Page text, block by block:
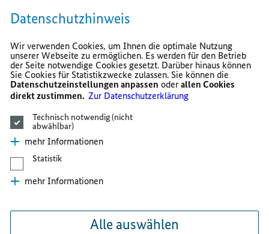
Datenschutzhinweis
Wir verwenden Cookies, um Ihnen die optimale Nutzung
unserer Webseite zu ermöglichen. Es werden für den Betrieb
der Seite notwendige Cookies gesetzt. Darüber hinaus können
Sie Cookies für Statistikzwecke zulassen. Sie können die
Datenschutzeinstellungen anpassen oderallen Cookies
direkt zustimmen.Zur Datenschutzerklärung
Technisch notwendig (nicht
abwählbar)
mehr Informationen
Statistik
mehr Informationen
Alle auswählen